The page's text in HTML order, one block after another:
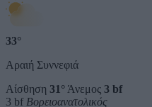
33°
Αραιή Συννεφιά
Αίσθηση 31° Άνεμος 3 bf
3 bf Βορειοανατολικός